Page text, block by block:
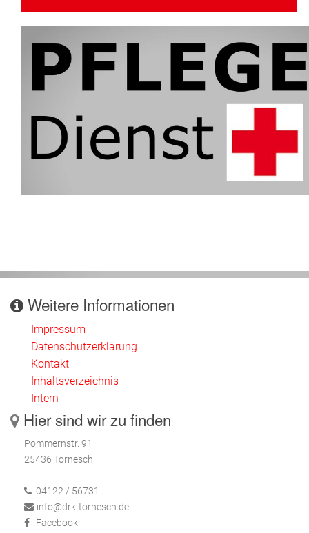
Weitere Informationen
Impressum
Datenschutzerklärung
Kontakt
Inhaltsverzeichnis
Intern
Hier sind wir zu finden
Pommernstr. 91
25436 Tornesch
04122 / 56731
info@drk-tornesch.de
Facebook